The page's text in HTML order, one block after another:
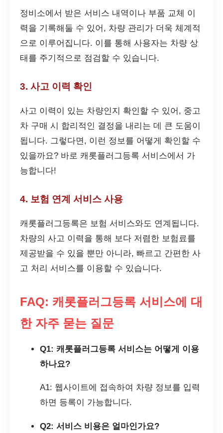
정비소에서 받은 서비스 내역이나 부품 교체 이
력을 기록해둘 수 있어, 차량 관리가 더욱 체계적
으로 이루어집니다. 이를 통해 사용자는 차량 상
태를 주기적으로 점검할 수 있습니다.
3. 사고 이력 확인
사고 이력이 있는 차량인지 확인할 수 있어, 중고
차 구매 시 합리적인 결정을 내리는 데 큰 도움이
됩니다. 그렇다면, 이런 정보를 어떻게 확인할 수
있을까요? 바로 캐롯플러그등록 서비스에서 가
능합니다!
4. 보험 연계 서비스 사용
캐롯플러그등록은 보험 서비스와도 연계됩니다.
차량의 사고 이력을 통해 보다 저렴한 보험료를
제공받을 수 있을 뿐만 아니라, 빠르고 간편한 사
고 처리 서비스를 이용할 수 있습니다.
FAQ: 캐롯플러그등록 서비스에 대
한 자주 묻는 질문
Q1: 캐롯플러그등록 서비스는 어떻게 이용
하나요?
A1: 웹사이트에 접속하여 차량 정보를 입력
하면 등록이 가능합니다.
Q2: 서비스 비용은 얼마인가요?